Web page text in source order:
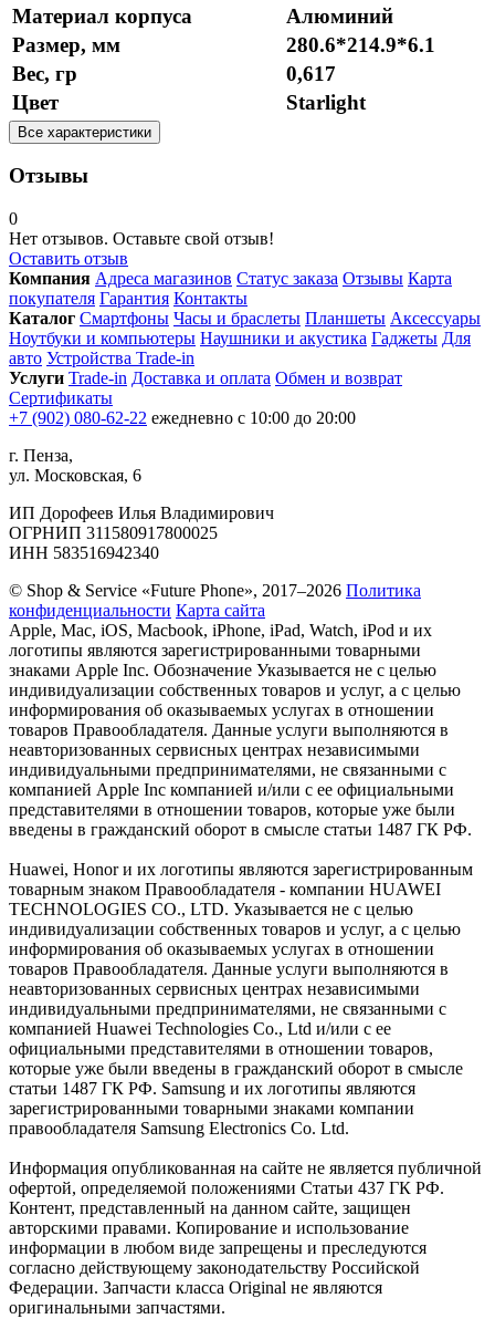
Материал корпуса
Алюминий
Размер, мм
280.6*214.9*6.1
Вес, гр
0,617
Цвет
Starlight
Все характеристики
Отзывы
0
Нет отзывов. Оставьте свой отзыв!
Оставить отзыв
Компания Адреса магазинов Статус заказа Отзывы Карта
покупателя Гарантия Контакты
Каталог Смартфоны Часы и браслеты Планшеты Аксессуары
Ноутбуки и компьютеры Наушники и акустика Гаджеты Для
авто Устройства Trade-in
Услуги Trade-in Доставка и оплата Обмен и возврат
Сертификаты
+7 (902) 080-62-22 ежедневно с 10:00 до 20:00
г. Пенза,
ул. Московская, 6
ИП Дорофеев Илья Владимирович
ОГРНИП 311580917800025
ИНН 583516942340
© Shop & Service «Future Phone», 2017–2026 Политика
конфиденциальности Карта сайта
Apple, Mac, iOS, Macbook, iPhone, iPad, Watch, iPod и их
логотипы являются зарегистрированными товарными
знаками Apple Inc. Обозначение Указывается не с целью
индивидуализации собственных товаров и услуг, а с целью
информирования об оказываемых услугах в отношении
товаров Правообладателя. Данные услуги выполняются в
неавторизованных сервисных центрах независимыми
индивидуальными предпринимателями, не связанными с
компанией Apple Inc компанией и/или с ее официальными
представителями в отношении товаров, которые уже были
введены в гражданский оборот в смысле статьи 1487 ГК РФ.
Huawei, Honor и их логотипы являются зарегистрированным
товарным знаком Правообладателя - компании HUAWEI
TECHNOLOGIES CO., LTD. Указывается не с целью
индивидуализации собственных товаров и услуг, а с целью
информирования об оказываемых услугах в отношении
товаров Правообладателя. Данные услуги выполняются в
неавторизованных сервисных центрах независимыми
индивидуальными предпринимателями, не связанными с
компанией Huawei Technologies Co., Ltd и/или с ее
официальными представителями в отношении товаров,
которые уже были введены в гражданский оборот в смысле
статьи 1487 ГК РФ. Samsung и их логотипы являются
зарегистрированными товарными знаками компании
правообладателя Samsung Electronics Co. Ltd.
Информация опубликованная на сайте не является публичной
офертой, определяемой положениями Статьи 437 ГК РФ.
Контент, представленный на данном сайте, защищен
авторскими правами. Копирование и использование
информации в любом виде запрещены и преследуются
согласно действующему законодательству Российской
Федерации. Запчасти класса Original не являются
оригинальными запчастями.